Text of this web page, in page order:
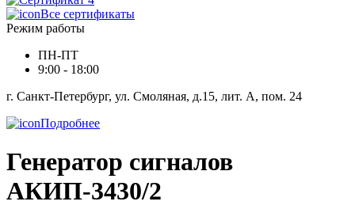
Все сертификаты
Режим работы
ПН-ПТ
9:00 - 18:00
г. Санкт-Петербург, ул. Смоляная, д.15, лит. А, пом. 24
Подробнее
Генератор сигналов
АКИП-3430/2